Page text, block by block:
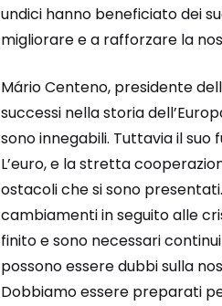
undici hanno beneficiato dei
migliorare e a rafforzare la
Mário Centeno, presidente
successi nella storia
sono innegabili. Tuttavia il
L’euro, e la stretta
ostacoli che si sono
cambiamenti in seguito alle
finito e sono necessari
possono essere dubbi sulla
Dobbiamo essere preparati